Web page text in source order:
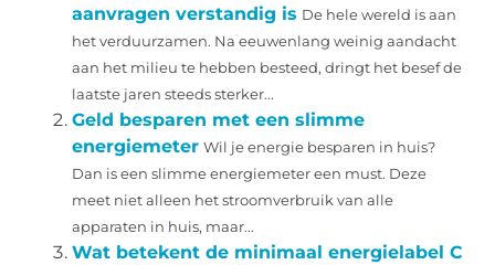
aanvragen verstandig is De hele wereld is aan
het verduurzamen. Na eeuwenlang weinig aandacht
aan het milieu te hebben besteed, dringt het besef de
laatste jaren steeds sterker...
Geld besparen met een slimme
energiemeter Wil je energie besparen in huis?
Dan is een slimme energiemeter een must. Deze
meet niet alleen het stroomverbruik van alle
apparaten in huis, maar...
Wat betekent de minimaal energielabel C